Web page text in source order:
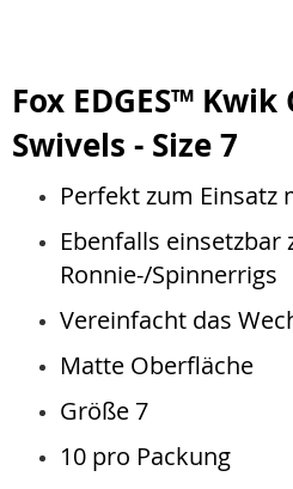
Fox EDGES™
Swivels - Size 7
Perfekt zum
Ebenfalls einsetzbar
Ronnie-/Spinnerrigs
Vereinfacht das
Matte Oberfläche
Größe 7
10 pro Packung